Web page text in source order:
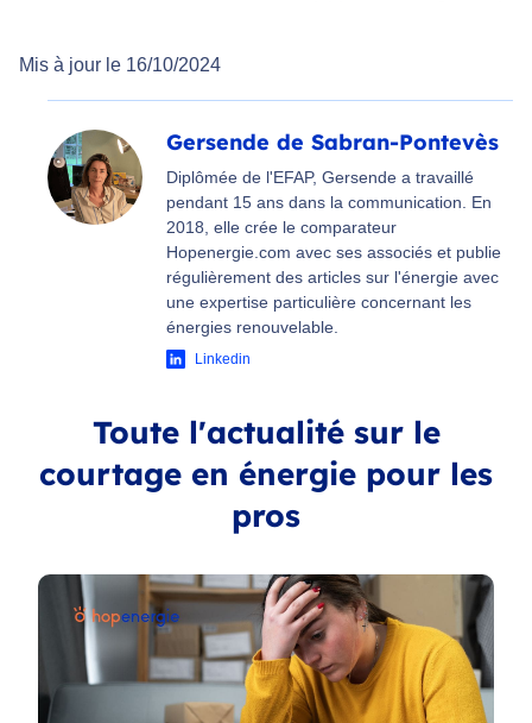
Mis à jour le 16/10/2024
Gersende de Sabran-Pontevès
Diplômée de l'EFAP, Gersende a travaillé
pendant 15 ans dans la communication. En
2018, elle crée le comparateur
Hopenergie.com avec ses associés et publie
régulièrement des articles sur l'énergie avec
une expertise particulière concernant les
énergies renouvelable.
Linkedin
Toute l'actualité sur le
courtage en énergie pour les
pros